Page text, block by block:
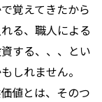
覚えてきたから
る、職人による
する、、、とい
しれません。
値とは、そのつ